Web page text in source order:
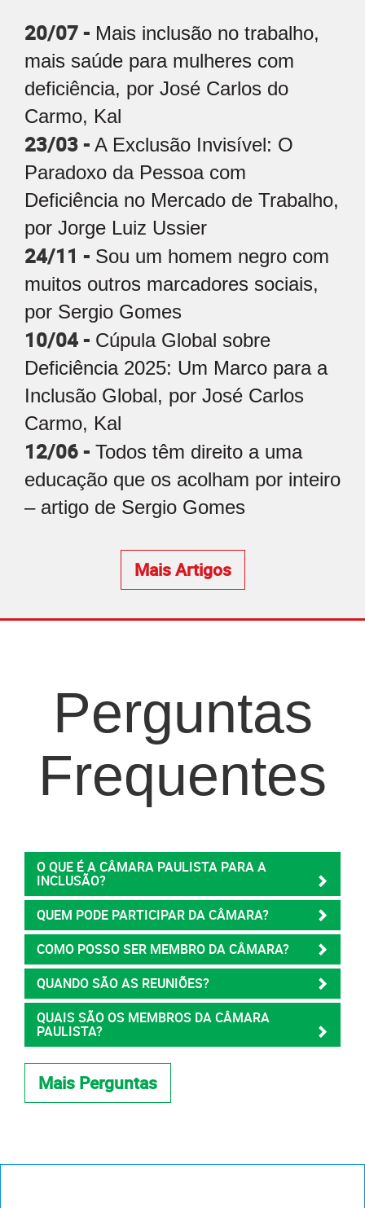
20/07 - Mais inclusão no trabalho,
mais saúde para mulheres com
deficiência, por José Carlos do
Carmo, Kal
23/03 - A Exclusão Invisível: O
Paradoxo da Pessoa com
Deficiência no Mercado de Trabalho,
por Jorge Luiz Ussier
24/11 - Sou um homem negro com
muitos outros marcadores sociais,
por Sergio Gomes
10/04 - Cúpula Global sobre
Deficiência 2025: Um Marco para a
Inclusão Global, por José Carlos
Carmo, Kal
12/06 - Todos têm direito a uma
educação que os acolham por inteiro
– artigo de Sergio Gomes
Mais Artigos
Perguntas
Frequentes
O QUE É A CÂMARA PAULISTA PARA A
INCLUSÃO?
QUEM PODE PARTICIPAR DA CÂMARA?
COMO POSSO SER MEMBRO DA CÂMARA?
QUANDO SÃO AS REUNIÕES?
QUAIS SÃO OS MEMBROS DA CÂMARA
PAULISTA?
Mais Perguntas